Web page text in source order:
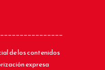
de los contenidos
expresa